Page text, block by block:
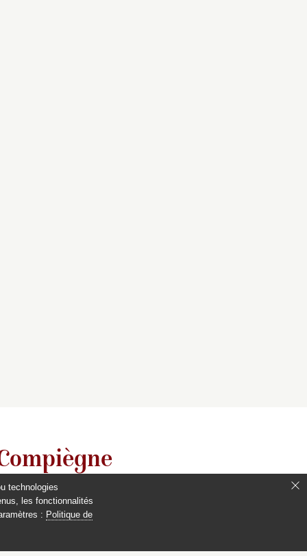
technologies
les fonctionnalités
: Politique de